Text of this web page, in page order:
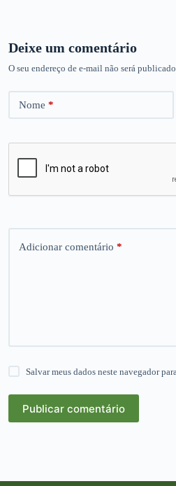
Deixe um comentário
O seu endereço de e-mail não será
Nome *
Adicionar comentário *
Salvar meus dados neste navegador
Publicar comentário